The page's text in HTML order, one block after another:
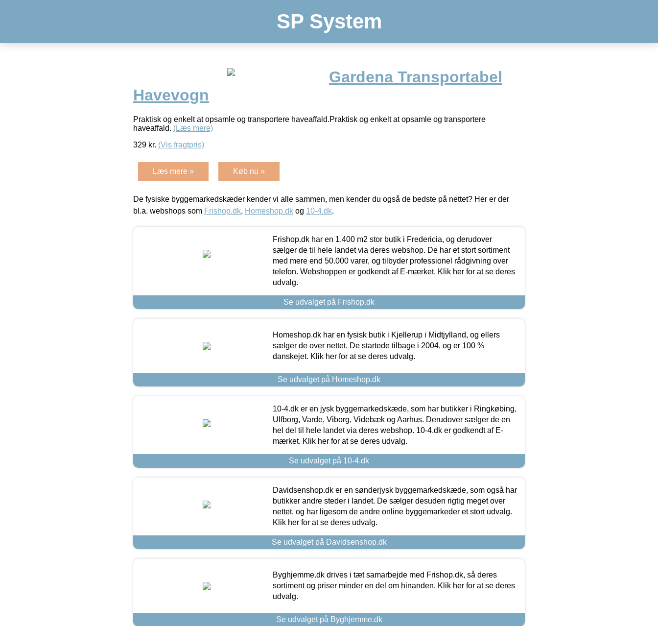
SP System
Gardena Transportabel
Havevogn
Praktisk og enkelt at opsamle og transportere haveaffald.Praktisk og enkelt at opsamle og transportere
haveaffald. (Læs mere)
329 kr. (Vis fragtpris)
Læs mere » Køb nu »
De fysiske byggemarkedskæder kender vi alle sammen, men kender du også de bedste på nettet? Her er der
bl.a. webshops som Frishop.dk, Homeshop.dk og 10-4.dk.
Frishop.dk har en 1.400 m2 stor butik i Fredericia, og derudover
sælger de til hele landet via deres webshop. De har et stort sortiment
med mere end 50.000 varer, og tilbyder professionel rådgivning over
telefon. Webshoppen er godkendt af E-mærket. Klik her for at se deres
udvalg.
Se udvalget på Frishop.dk
Homeshop.dk har en fysisk butik i Kjellerup i Midtjylland, og ellers
sælger de over nettet. De startede tilbage i 2004, og er 100 %
danskejet. Klik her for at se deres udvalg.
Se udvalget på Homeshop.dk
10-4.dk er en jysk byggemarkedskæde, som har butikker i Ringkøbing,
Ulfborg, Varde, Viborg, Videbæk og Aarhus. Derudover sælger de en
hel del til hele landet via deres webshop. 10-4.dk er godkendt af E-
mærket. Klik her for at se deres udvalg.
Se udvalget på 10-4.dk
Davidsenshop.dk er en sønderjysk byggemarkedskæde, som også har
butikker andre steder i landet. De sælger desuden rigtig meget over
nettet, og har ligesom de andre online byggemarkeder et stort udvalg.
Klik her for at se deres udvalg.
Se udvalget på Davidsenshop.dk
Byghjemme.dk drives i tæt samarbejde med Frishop.dk, så deres
sortiment og priser minder en del om hinanden. Klik her for at se deres
udvalg.
Se udvalget på Byghjemme.dk